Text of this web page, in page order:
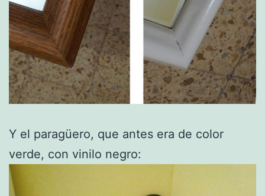
Y el paragüero, que antes era de color
verde, con vinilo negro: